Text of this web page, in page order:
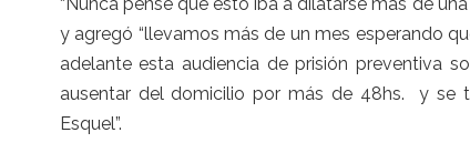
y agregó “llevamos más de un mes esperando
adelante esta audiencia de prisión preventiva
ausentar del domicilio por más de 48hs. y se
Esquel”.